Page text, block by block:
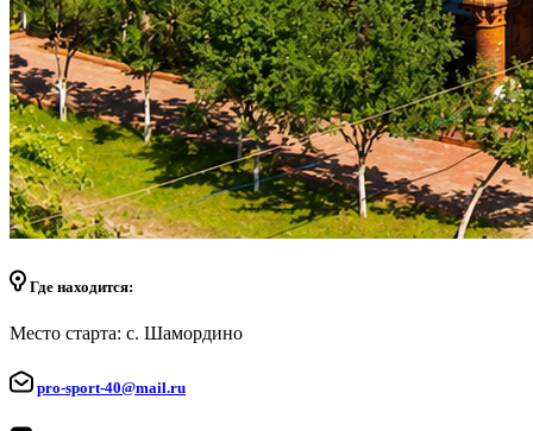
Где находится:
Место старта: с. Шамордино
pro-sport-40@mail.ru